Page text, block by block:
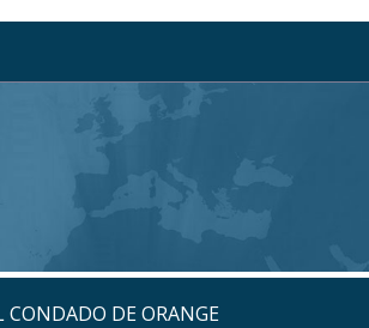
CONDADO DE ORANGE